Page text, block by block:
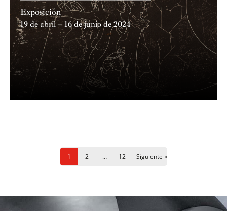
Exposición
19 de abril – 16 de junio de 2024
Navegación
1 2 … 12 Siguiente »